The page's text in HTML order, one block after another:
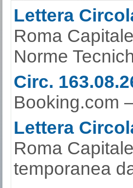
Lettera
Roma
Norme
Circ.
Booking.com
Lettera
Roma
temporanea